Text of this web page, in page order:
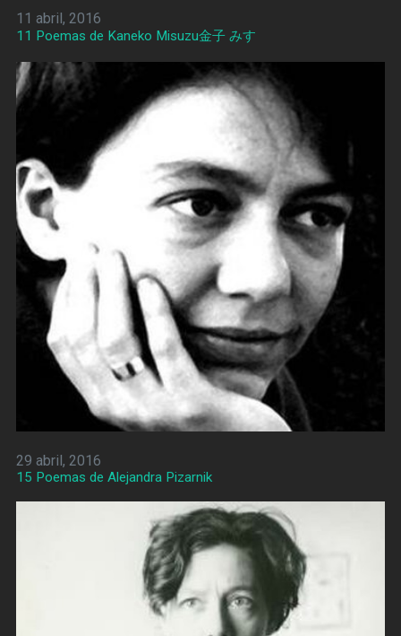
11 abril, 2016
11 Poemas de Kaneko Misuzu金子 みすゞ
29 abril, 2016
15 Poemas de Alejandra Pizarnik